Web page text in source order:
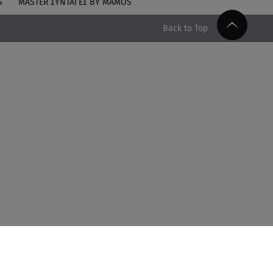
MASTER ΣΥΝΤΑΓΈΣ BY MAMOS
Back to Top